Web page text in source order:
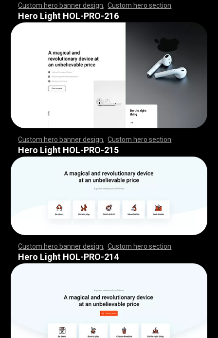
Custom hero banner design ,Custom hero section
,,,,,,,,,,,,,,,,,,,,,,,,,,,,,, ,,,,,,,,,,,,,,,,,,,,,,,
,,,,,,,,,,,,,,,,,,,,,,,,,,,,,, ,,,,,,,,,,,,,,,,,,,,,,,
Hero Light HOL-PRO-216
Custom hero banner design ,Custom hero section
,,,,,,,,,,,,,,,,,,,,,,,,,,,,,, ,,,,,,,,,,,,,,,,,,,,,,,
,,,,,,,,,,,,,,,,,,,,,,,,,,,,,, ,,,,,,,,,,,,,,,,,,,,,,,
Hero Light HOL-PRO-215
Custom hero banner design ,Custom hero section
,,,,,,,,,,,,,,,,,,,,,,,,,,,,,, ,,,,,,,,,,,,,,,,,,,,,,,
,,,,,,,,,,,,,,,,,,,,,,,,,,,,,, ,,,,,,,,,,,,,,,,,,,,,,,
Hero Light HOL-PRO-214